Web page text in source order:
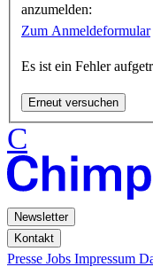
anzumelden:
Zum Anmeldeformular
Es ist ein Fehler
Erneut versuchen
C
Newsletter
Kontakt
Presse Jobs Impressum